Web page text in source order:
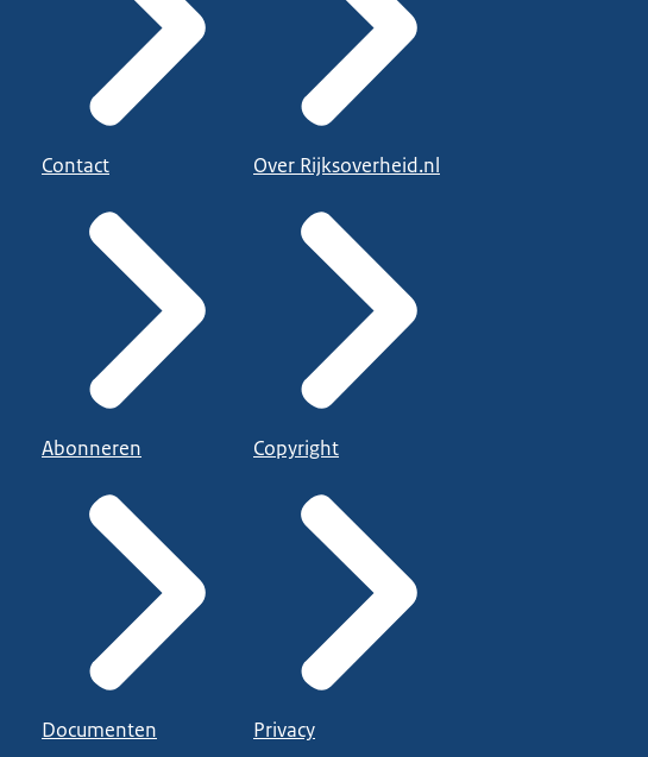
Contact
Abonneren
Documenten
Over Rijksoverheid.nl
Copyright
Privacy